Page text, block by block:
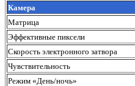
Камера
Матрица
Эффективные пиксели
Скорость электронного затвора
Чувствительность
Режим «День/ночь»